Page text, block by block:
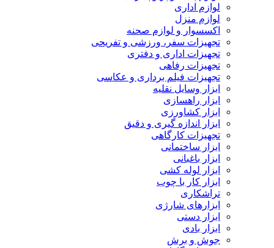
لوازم اداری
لوازم منزل
اکسسوار و لوازم صحنه
تجهیزات سفر، ورزشی و تفریحی
تجهیزات اداری و دفتری
تجهیزات رفاهی
تجهیزات فیلم برداری و عکاسی
ابزار وسایل نقلیه
ابزار راهسازی
ابزار کشاورزی
ابزار اندازه گیری و دقیق
تجهیزات کارگاهی
ابزار ساختمانی
ابزار باغبانی
ابزار لوله کشی
ابزار کار با چوب
تراشکاری
ابزارهای شارژی
ابزار دستی
ابزار بادی
جوش و برش